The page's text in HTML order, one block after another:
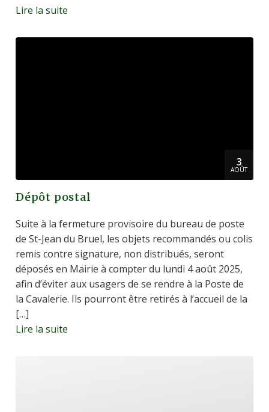
Lire la suite
3
AOÛT
Dépôt postal
Suite à la fermeture provisoire du bureau de poste
de St-Jean du Bruel, les objets recommandés ou colis
remis contre signature, non distribués, seront
déposés en Mairie à compter du lundi 4 août 2025,
afin d’éviter aux usagers de se rendre à la Poste de
la Cavalerie. Ils pourront être retirés à l’accueil de la
[…]
Lire la suite